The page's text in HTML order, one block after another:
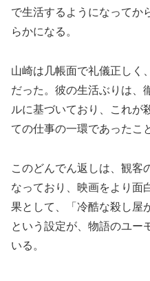
で生活するようになってか
らかになる。
山崎は几帳面で礼儀正しく
だった。彼の生活ぶりは、
ルに基づいており、これが
ての仕事の一環であったこ
このどんでん返しは、観客
なっており、映画をより面
果として、「冷酷な殺し屋
という設定が、物語のユー
いる。